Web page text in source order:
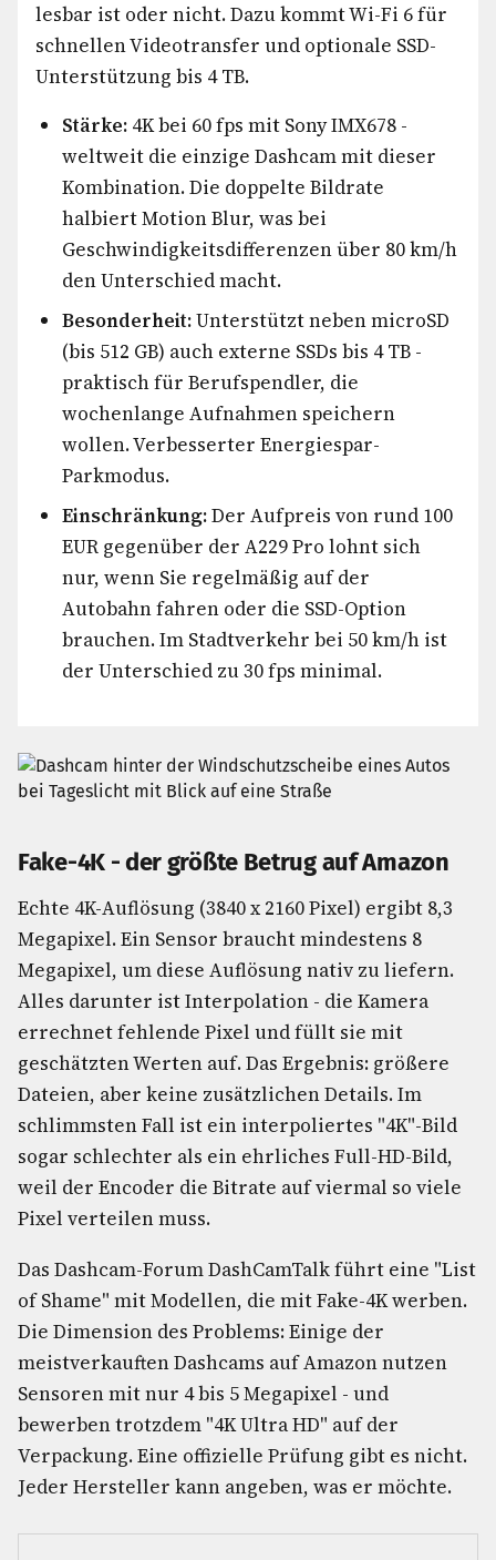
lesbar ist oder nicht. Dazu kommt Wi-Fi 6 für
schnellen Videotransfer und optionale SSD-
Unterstützung bis 4 TB.
Stärke: 4K bei 60 fps mit Sony IMX678 -
weltweit die einzige Dashcam mit dieser
Kombination. Die doppelte Bildrate
halbiert Motion Blur, was bei
Geschwindigkeitsdifferenzen über 80 km/h
den Unterschied macht.
Besonderheit:Unterstützt neben microSD
(bis 512 GB) auch externe SSDs bis 4 TB -
praktisch für Berufspendler, die
wochenlange Aufnahmen speichern
wollen. Verbesserter Energiespar-
Parkmodus.
Einschränkung:Der Aufpreis von rund 100
EUR gegenüber der A229 Pro lohnt sich
nur, wenn Sie regelmäßig auf der
Autobahn fahren oder die SSD-Option
brauchen. Im Stadtverkehr bei 50 km/h ist
der Unterschied zu 30 fps minimal.
Fake-4K - der größte Betrug auf Amazon
Echte 4K-Auflösung (3840 x 2160 Pixel) ergibt 8,3
Megapixel. Ein Sensor braucht mindestens 8
Megapixel, um diese Auflösung nativ zu liefern.
Alles darunter ist Interpolation - die Kamera
errechnet fehlende Pixel und füllt sie mit
geschätzten Werten auf. Das Ergebnis: größere
Dateien, aber keine zusätzlichen Details. Im
schlimmsten Fall ist ein interpoliertes "4K"-Bild
sogar schlechter als ein ehrliches Full-HD-Bild,
weil der Encoder die Bitrate auf viermal so viele
Pixel verteilen muss.
Das Dashcam-Forum DashCamTalk führt eine "List
of Shame" mit Modellen, die mit Fake-4K werben.
Die Dimension des Problems: Einige der
meistverkauften Dashcams auf Amazon nutzen
Sensoren mit nur 4 bis 5 Megapixel - und
bewerben trotzdem "4K Ultra HD" auf der
Verpackung. Eine offizielle Prüfung gibt es nicht.
Jeder Hersteller kann angeben, was er möchte.